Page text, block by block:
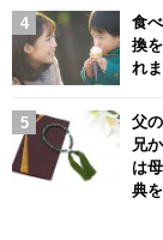
食
換
れ
父
兄
は
典